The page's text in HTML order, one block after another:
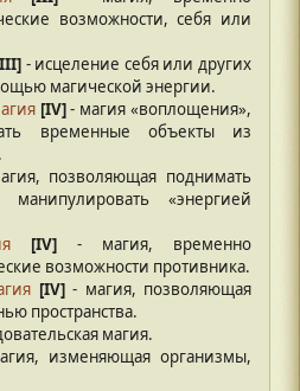
возможности, себя или
- исцеление себя или других
магической энергии.
[IV]- магия «воплощения»,
временные объекты из
позволяющая поднимать
«энергией
[IV] - магия, временно
возможности противника.
[IV]- магия, позволяющая
пространства.
магия.
изменяющая организмы,